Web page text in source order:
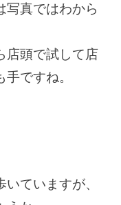
写真ではわから
店頭で試して店
ですね。
ていますが、